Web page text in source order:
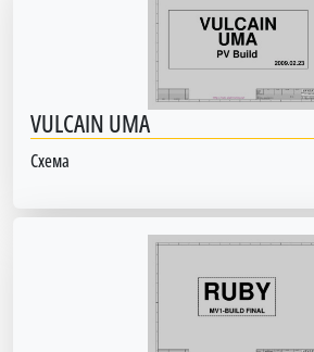
VULCAIN UMA
Схема